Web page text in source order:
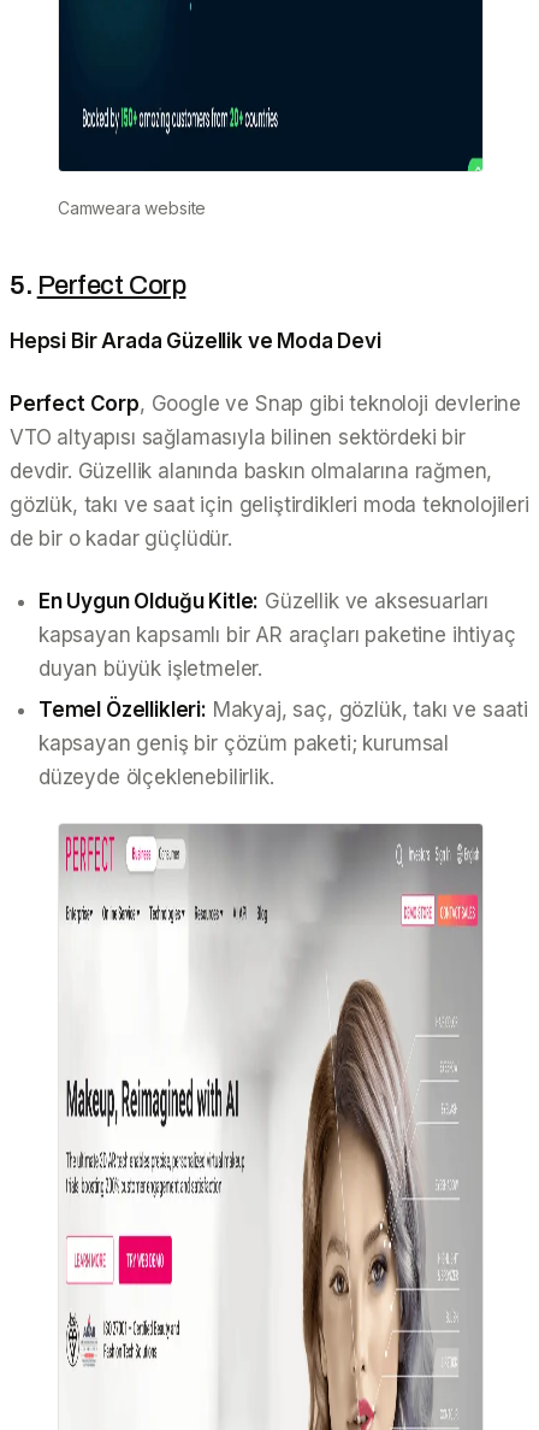
Camweara website
5. Perfect Corp
Hepsi Bir Arada Güzellik ve Moda Devi
Perfect Corp, Google ve Snap gibi teknoloji devlerine
VTO altyapısı sağlamasıyla bilinen sektördeki bir
devdir. Güzellik alanında baskın olmalarına rağmen,
gözlük, takı ve saat için geliştirdikleri moda teknolojileri
de bir o kadar güçlüdür.
En Uygun Olduğu Kitle: Güzellik ve aksesuarları
kapsayan kapsamlı bir AR araçları paketine ihtiyaç
duyan büyük işletmeler.
Temel Özellikleri: Makyaj, saç, gözlük, takı ve saati
kapsayan geniş bir çözüm paketi; kurumsal
düzeyde ölçeklenebilirlik.